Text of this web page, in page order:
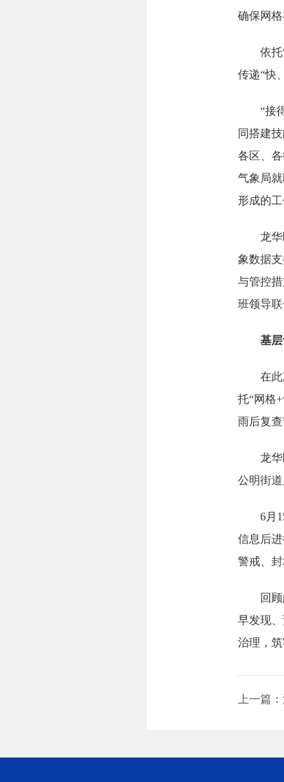
确保网格
依托“
传递“快
“接得
同搭建
各区、
气象局
形成的
龙华区
象数据
与管控
班领导
基层评
在此次
托“网格
雨后复
龙华区
公明街
6月15
信息后
警戒、
回顾此
早发现
治理，
上一篇